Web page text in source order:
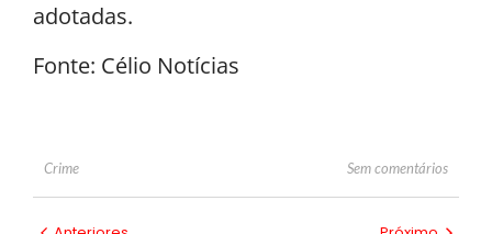
adotadas.
Fonte: Célio Notícias
Crime Sem comentários